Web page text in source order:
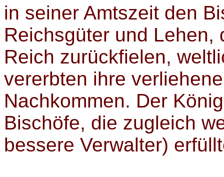
in seiner Amtszeit den
Reichsgüter und Lehen,
Reich zurückfielen,
vererbten ihre
Nachkommen. Der
Bischöfe, die zugleich
bessere Verwalter)